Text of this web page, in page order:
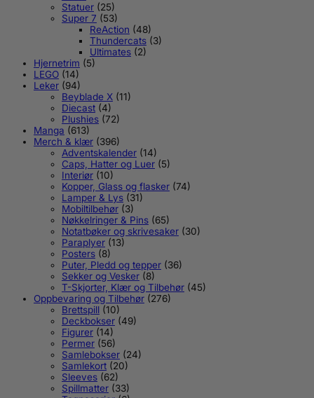
Statuer (25)
Super 7 (53)
ReAction (48)
Thundercats (3)
Ultimates (2)
Hjernetrim (5)
LEGO (14)
Leker (94)
Beyblade X (11)
Diecast (4)
Plushies (72)
Manga (613)
Merch & klær (396)
Adventskalender (14)
Caps, Hatter og Luer (5)
Interiør (10)
Kopper, Glass og flasker (74)
Lamper & Lys (31)
Mobiltilbehør (3)
Nøkkelringer & Pins (65)
Notatbøker og skrivesaker (30)
Paraplyer (13)
Posters (8)
Puter, Pledd og tepper (36)
Sekker og Vesker (8)
T-Skjorter, Klær og Tilbehør (45)
Oppbevaring og Tilbehør (276)
Brettspill (10)
Deckbokser (49)
Figurer (14)
Permer (56)
Samlebokser (24)
Samlekort (20)
Sleeves (62)
Spillmatter (33)